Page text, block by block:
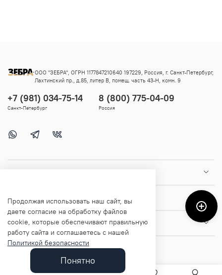
Помощь и информация
О магазине
+7 (981) 034-75-14
Санкт-Петербург
8 (800) 775-04-09
Россия
ООО "ЗЕБРА", ОГРН 1177847210640 197229, Россия, г. Санкт-Петербург,
Лахтинский пр., д.85, литер В, помещ. часть 43-Н, комн. 9
Продолжая использовать наш сайт, вы
даете согласие на обработку файлов
cookie, которые обеспечивают правильную
работу сайта и соглашаетесь с нашей
Политикой безопасности
Понятно